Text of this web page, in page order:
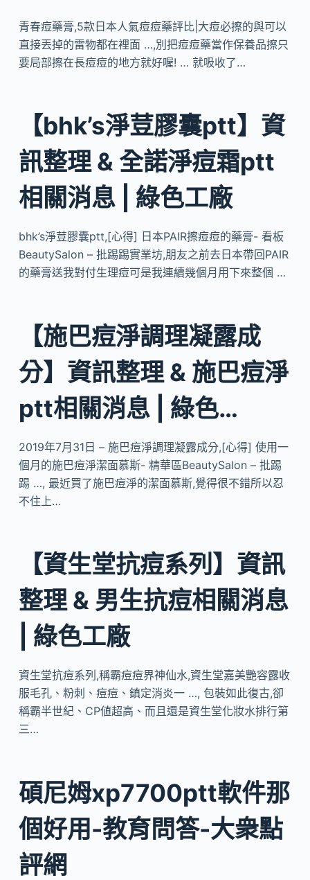
青春痘藥膏,5款日本人氣痘痘藥評比|大痘必擦的與可以
直接丟掉的雷物都在裡面 …,別把痘痘藥當作保養品擦只
要局部擦在長痘痘的地方就好喔! … 就吸收了…
【bhk’s淨荳膠囊ptt】資
訊整理 & 全諾淨痘霜ptt
相關消息 | 綠色工廠
bhk’s淨荳膠囊ptt,[心得] 日本PAIR擦痘痘的藥膏- 看板
BeautySalon – 批踢踢實業坊,朋友之前去日本帶回PAIR
的藥膏送我對付生理痘可是我連續幾個月用下來整個 …
【施巴痘淨調理凝露成
分】資訊整理 & 施巴痘淨
ptt相關消息 | 綠色…
2019年7月31日 – 施巴痘淨調理凝露成分,[心得] 使用一
個月的施巴痘淨潔面慕斯- 精華區BeautySalon – 批踢
踢 …, 最近買了施巴痘淨的潔面慕斯,覺得很不錯所以忍
不住上…
【資生堂抗痘系列】資訊
整理 & 男生抗痘相關消息
| 綠色工廠
資生堂抗痘系列,稱霸痘痘界神仙水,資生堂嘉美艷容露收
服毛孔、粉刺、痘痘、鎮定消炎一 …, 包裝如此復古,卻
稱霸半世紀、CP値超高、而且還是資生堂化妝水排行第
三…
碩尼姆xp7700ptt軟件那
個好用-教育問答-大衆點
評網